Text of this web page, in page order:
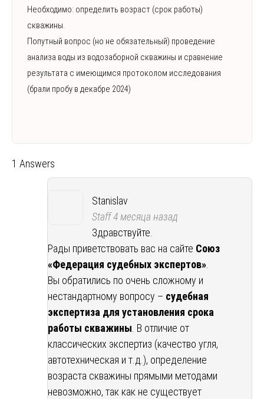
Необходимо: определить возраст (срок работы)
скважины.
Попутный вопрос (но не обязательный) проведение
анализа воды из водозаборной скважины и сравнение
результата с имеющимся протоколом исследования
(брали пробу в декабре 2024)
1 Answers
Stanislav
Staff4 месяца назад
Здравствуйте.
Рады приветствовать вас на сайте Союз
«Федерация судебных экспертов».
Вы обратились по очень сложному и
нестандартному вопросу – судебная
экспертиза для установления срока
работы скважины. В отличие от
классических экспертиз (качество угля,
автотехническая и т.д.), определение
возраста скважины прямыми методами
невозможно, так как не существует